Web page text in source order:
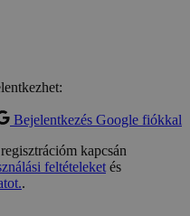
Bejelentkezés Google fiókkal
kapcsán
feltételeketés
.